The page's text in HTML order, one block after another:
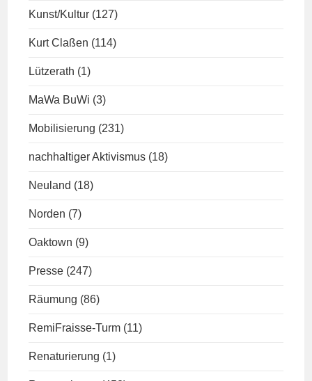
Kunst/Kultur (127)
Kurt Claßen (114)
Lützerath (1)
MaWa BuWi (3)
Mobilisierung (231)
nachhaltiger Aktivismus (18)
Neuland (18)
Norden (7)
Oaktown (9)
Presse (247)
Räumung (86)
RemiFraisse-Turm (11)
Renaturierung (1)